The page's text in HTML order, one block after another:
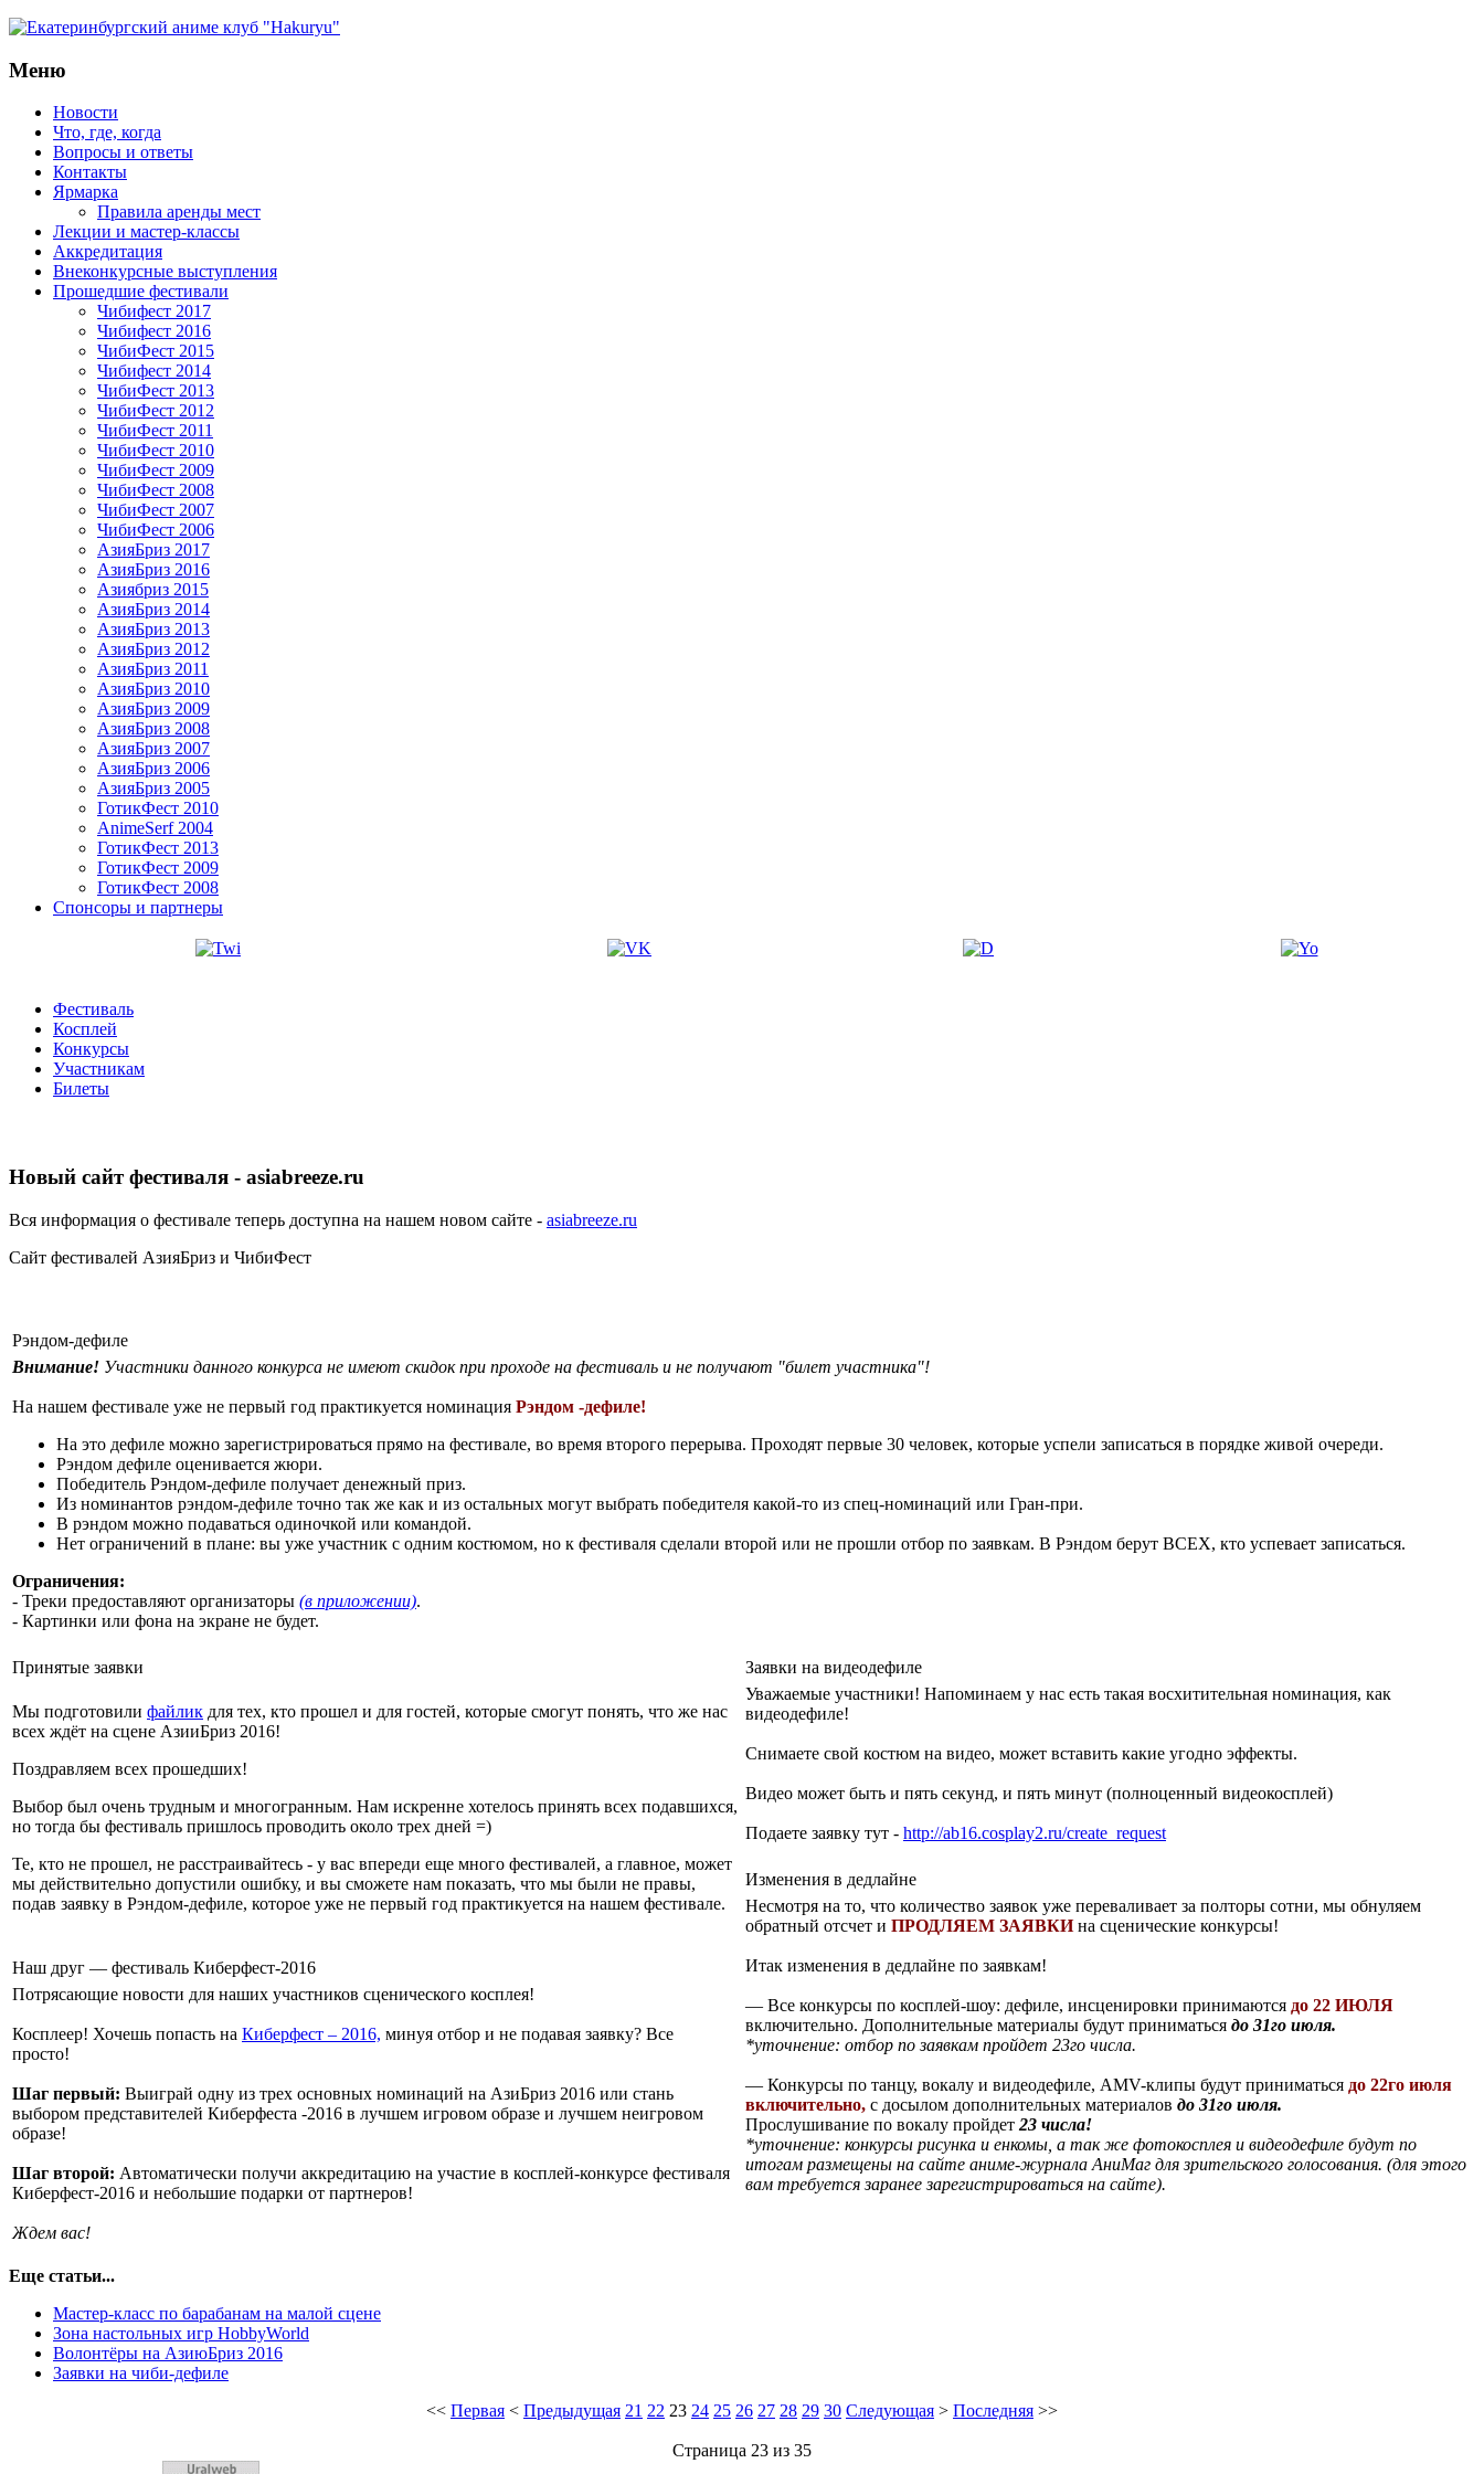
Меню
Новости
Что, где, когда
Вопросы и ответы
Контакты
Ярмарка
Правила аренды мест
Лекции и мастер-классы
Аккредитация
Внеконкурсные выступления
Прошедшие фестивали
Чибифест 2017
Чибифест 2016
ЧибиФест 2015
Чибифест 2014
ЧибиФест 2013
ЧибиФест 2012
ЧибиФест 2011
ЧибиФест 2010
ЧибиФест 2009
ЧибиФест 2008
ЧибиФест 2007
ЧибиФест 2006
АзияБриз 2017
АзияБриз 2016
Азиябриз 2015
АзияБриз 2014
АзияБриз 2013
АзияБриз 2012
АзияБриз 2011
АзияБриз 2010
АзияБриз 2009
АзияБриз 2008
АзияБриз 2007
АзияБриз 2006
АзияБриз 2005
ГотикФест 2010
AnimeSerf 2004
ГотикФест 2013
ГотикФест 2009
ГотикФест 2008
Спонсоры и партнеры
Фестиваль
Косплей
Конкурсы
Участникам
Билеты
Новый сайт фестиваля - asiabreeze.ru
Вся информация о фестивале теперь доступна на нашем новом сайте - asiabreeze.ru
Сайт фестивалей АзияБриз и ЧибиФест
Рэндом-дефиле
Внимание! Участники данного конкурса не имеют скидок при проходе на фестиваль и не получают "билет участника"!
На нашем фестивале уже не первый год практикуется номинация Рэндом -дефиле!
На это дефиле можно зарегистрироваться прямо на фестивале, во время второго перерыва. Проходят первые 30 человек, которые успели записаться в порядке живой очереди.
Рэндом дефиле оценивается жюри.
Победитель Рэндом-дефиле получает денежный приз.
Из номинантов рэндом-дефиле точно так же как и из остальных могут выбрать победителя какой-то из спец-номинаций или Гран-при.
В рэндом можно подаваться одиночкой или командой.
Нет ограничений в плане: вы уже участник с одним костюмом, но к фестиваля сделали второй или не прошли отбор по заявкам. В Рэндом берут ВСЕХ, кто успевает записаться.
Ограничения:
- Треки предоставляют организаторы (в приложении).
- Картинки или фона на экране не будет.
Принятые заявки
Мы подготовили файлик для тех, кто прошел и для гостей, которые смогут понять, что же нас
всех ждёт на сцене АзииБриз 2016!
Поздравляем всех прошедших!
Выбор был очень трудным и многогранным. Нам искренне хотелось принять всех подавшихся,
но тогда бы фестиваль пришлось проводить около трех дней =)
Те, кто не прошел, не расстраивайтесь - у вас впереди еще много фестивалей, а главное, может
мы действительно допустили ошибку, и вы сможете нам показать, что мы были не правы,
подав заявку в Рэндом-дефиле, которое уже не первый год практикуется на нашем фестивале.
Наш друг — фестиваль Киберфест-2016
Потрясающие новости для наших участников сценического косплея!
Косплеер! Хочешь попасть на Киберфест – 2016, минуя отбор и не подавая заявку? Все
просто!
Шаг первый: Выиграй одну из трех основных номинаций на АзиБриз 2016 или стань
выбором представителей Киберфеста -2016 в лучшем игровом образе и лучшем неигровом
образе!
Шаг второй: Автоматически получи аккредитацию на участие в косплей-конкурсе фестиваля
Киберфест-2016 и небольшие подарки от партнеров!
Ждем вас!
Заявки на видеодефиле
Уважаемые участники! Напоминаем у нас есть такая восхитительная номинация, как
видеодефиле!
Снимаете свой костюм на видео, может вставить какие угодно эффекты.
Видео может быть и пять секунд, и пять минут (полноценный видеокосплей)
Подаете заявку тут - http://ab16.cosplay2.ru/create_request
Изменения в дедлайне
Несмотря на то, что количество заявок уже переваливает за полторы сотни, мы обнуляем
обратный отсчет и ПРОДЛЯЕМ ЗАЯВКИна сценические конкурсы!
Итак изменения в дедлайне по заявкам!
— Все конкурсы по косплей-шоу: дефиле, инсценировки принимаются до 22 ИЮЛЯ
включительно. Дополнительные материалы будут приниматься до 31го июля.
*уточнение: отбор по заявкам пройдет 23го числа.
— Конкурсы по танцу, вокалу и видеодефиле, AMV-клипы будут приниматься до 22го июля
включительно, с досылом дополнительных материалов до 31го июля.
Прослушивание по вокалу пройдет 23 числа!
*уточнение: конкурсы рисунка и енкомы, а так же фотокосплея и видеодефиле будут по
итогам размещены на сайте аниме-журнала АниМаг для зрительского голосования. (для этого
вам требуется заранее зарегистрироваться на сайте).
Еще статьи...
Мастер-класс по барабанам на малой сцене
Зона настольных игр HobbyWorld
Волонтёры на АзиюБриз 2016
Заявки на чиби-дефиле
<< Первая < Предыдущая 21 22 23 24 25 26 27 28 29 30 Следующая > Последняя >>
Страница 23 из 35